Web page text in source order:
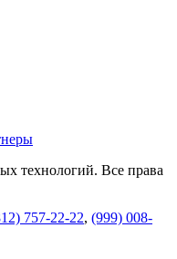
технологий. Все права
757-22-22, (999) 008-